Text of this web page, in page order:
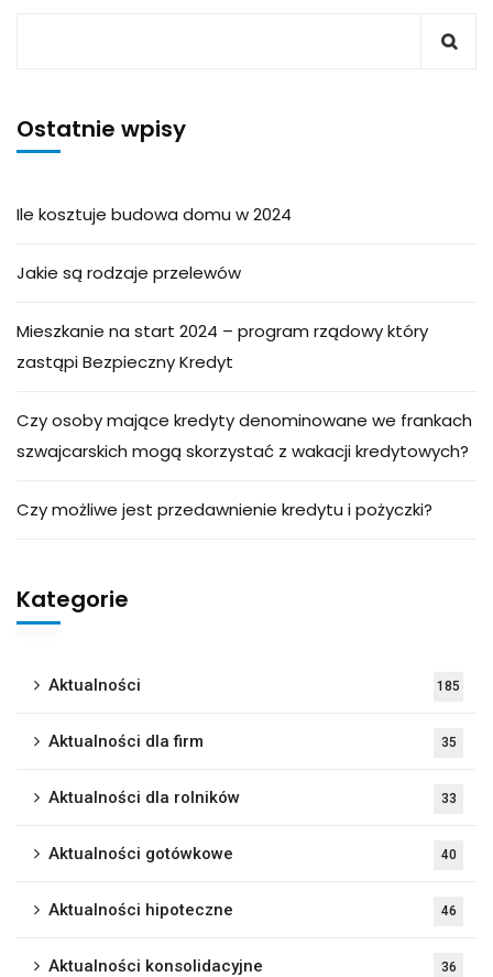
Ostatnie wpisy
Ile kosztuje budowa domu w 2024
Jakie są rodzaje przelewów
Mieszkanie na start 2024 – program rządowy który
zastąpi Bezpieczny Kredyt
Czy osoby mające kredyty denominowane we frankach
szwajcarskich mogą skorzystać z wakacji kredytowych?
Czy możliwe jest przedawnienie kredytu i pożyczki?
Kategorie
Aktualności 185
Aktualności dla firm 35
Aktualności dla rolników 33
Aktualności gotówkowe 40
Aktualności hipoteczne 46
Aktualności konsolidacyjne 36